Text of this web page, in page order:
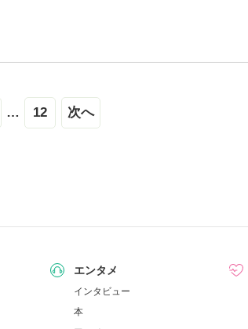
… 12 次へ
エンタメ
インタビュー
本